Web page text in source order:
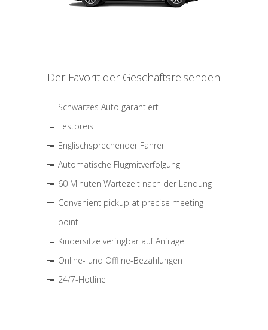
Der Favorit der Geschäftsreisenden
Schwarzes Auto garantiert
Festpreis
Englischsprechender Fahrer
Automatische Flugmitverfolgung
60 Minuten Wartezeit nach der Landung
Convenient pickup at precise meeting
point
Kindersitze verfügbar auf Anfrage
Online- und Offline-Bezahlungen
24/7-Hotline